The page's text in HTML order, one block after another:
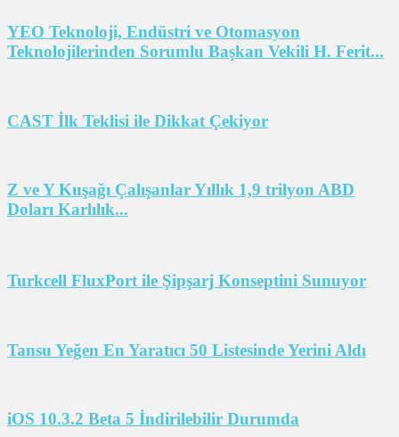
YEO Teknoloji, Endüstri ve Otomasyon
Teknolojilerinden Sorumlu Başkan Vekili H. Ferit...
CAST İlk Teklisi ile Dikkat Çekiyor
Z ve Y Kuşağı Çalışanlar Yıllık 1,9 trilyon ABD
Doları Karlılık...
Turkcell FluxPort ile Şipşarj Konseptini Sunuyor
Tansu Yeğen En Yaratıcı 50 Listesinde Yerini Aldı
iOS 10.3.2 Beta 5 İndirilebilir Durumda